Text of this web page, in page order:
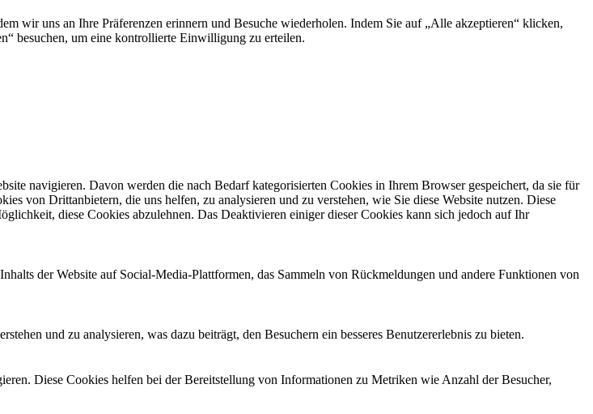
wir uns an Ihre Präferenzen erinnern und Besuche wiederholen. Indem Sie auf „Alle akzeptieren“ klicken,
besuchen, um eine kontrollierte Einwilligung zu erteilen.
navigieren. Davon werden die nach Bedarf kategorisierten Cookies in Ihrem Browser gespeichert, da sie für
von Drittanbietern, die uns helfen, zu analysieren und zu verstehen, wie Sie diese Website nutzen. Diese
diese Cookies abzulehnen. Das Deaktivieren einiger dieser Cookies kann sich jedoch auf Ihr
der Website auf Social-Media-Plattformen, das Sammeln von Rückmeldungen und andere Funktionen von
und zu analysieren, was dazu beiträgt, den Besuchern ein besseres Benutzererlebnis zu bieten.
Diese Cookies helfen bei der Bereitstellung von Informationen zu Metriken wie Anzahl der Besucher,